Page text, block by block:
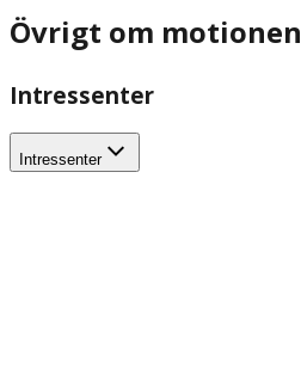
Övrigt om motionen
Intressenter
Intressenter